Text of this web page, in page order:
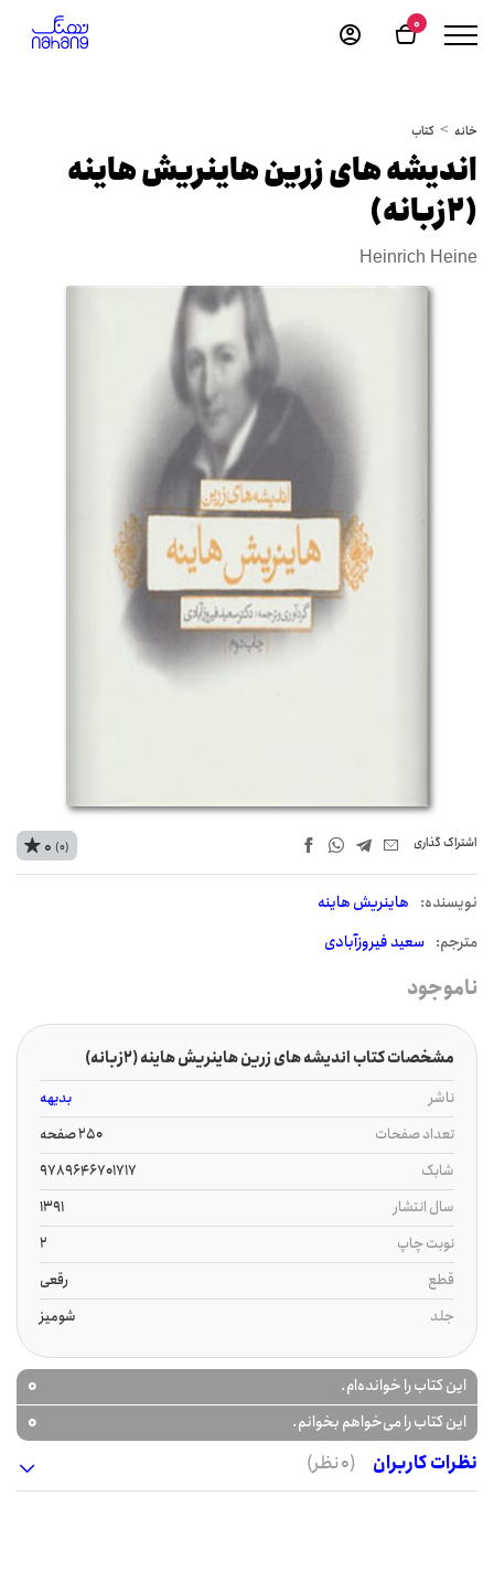
0
خانه کتاب
اندیشه های زرین هاینریش هاینه
(2زبانه)
Heinrich Heine
اشتراک‌ گذاری
نويسنده: هاینریش هاینه
مترجم: سعید فیروزآبادی
0 (0)
ناموجود
مشخصات کتاب اندیشه های زرین هاینریش هاینه (2زبانه)
ناشر
بدیهه
تعداد صفحات
250 صفحه
شابک
9789646701717
سال انتشار
1391
نوبت چاپ
2
قطع
رقعی
جلد
شومیز
این کتاب را خوانده‌ام. 0
این کتاب را می‌خواهم بخوانم.
0
نظرات کاربران
(0 نظر)